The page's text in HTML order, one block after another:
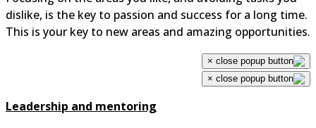
dislike, is the key to passion and success for a long
This is your key to new areas and amazing
×
×
Leadership and mentoring